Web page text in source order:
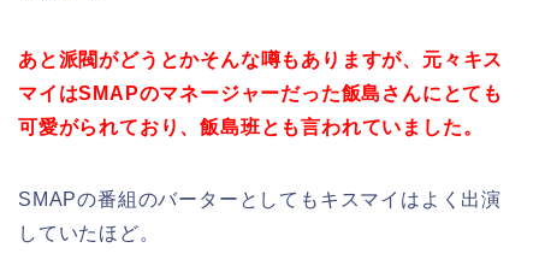
あと派閥がどうとかそんな噂もありますが、元々キス
マイはSMAPのマネージャーだった飯島さんにとても
可愛がられており、飯島班とも言われていました。
SMAPの番組のバーターとしてもキスマイはよく出演
していたほど。